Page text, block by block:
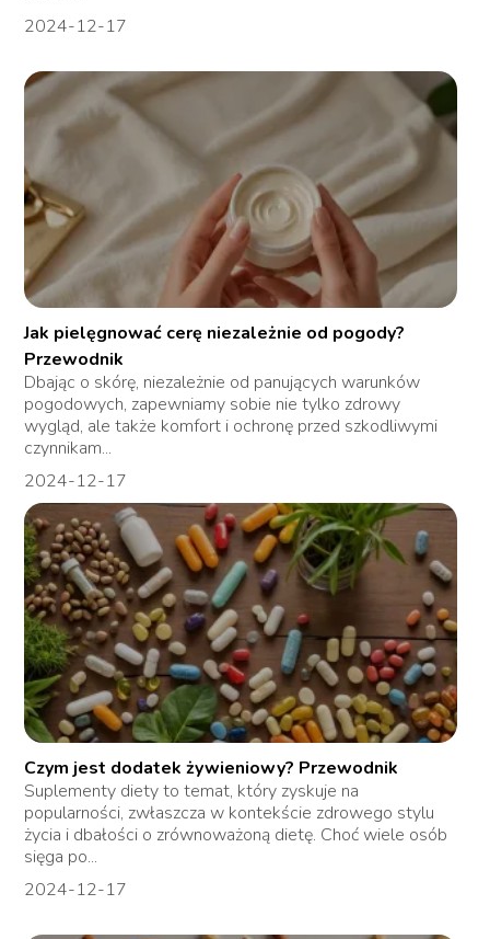
2024-12-17
Jak pielęgnować cerę niezależnie od pogody?
Przewodnik
Dbając o skórę, niezależnie od panujących warunków
pogodowych, zapewniamy sobie nie tylko zdrowy
wygląd, ale także komfort i ochronę przed szkodliwymi
czynnikam...
2024-12-17
Czym jest dodatek żywieniowy? Przewodnik
Suplementy diety to temat, który zyskuje na
popularności, zwłaszcza w kontekście zdrowego stylu
życia i dbałości o zrównoważoną dietę. Choć wiele osób
sięga po...
2024-12-17